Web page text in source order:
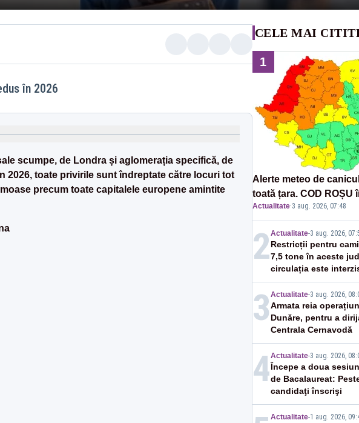
în 2026
scumpe, de Londra și aglomerația specifică, de
2026, toate privirile sunt îndreptate către locuri tot
precum toate capitalele europene amintite
CELE MAI
1
Alerte meteo de
toată țara. COD ROȘU
Actualitate·3 aug. 2026, 07:48
2Actualitate-3 aug. 2026,
Restricții pentru
7,5 tone în aceste
circulația este
12:00 și 20:00
3 Actualitate-3 aug. 2026,
Armata reia
Dunăre, pentru a
Centrala Cernavodă
4Actualitate-3 aug. 2026,
Începe a doua
de Bacalaureat:
candidaţi înscrişi
Actualitate-1 aug. 2026,